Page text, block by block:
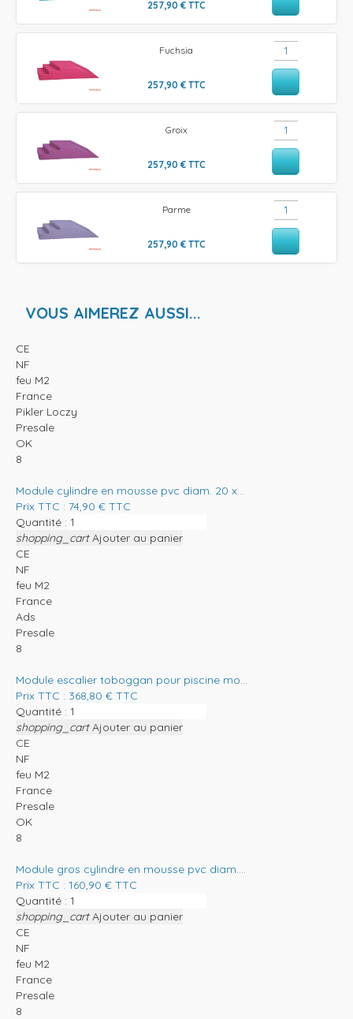
257,90 € TTC
Fuchsia
257,90 € TTC
Groix
257,90 € TTC
Parme
257,90 € TTC
VOUS AIMEREZ AUSSI...
CE
NF
feu M2
France
Pikler Loczy
Presale
OK
8
Module cylindre en mousse pvc diam. 20 x...
Prix TTC : 74,90 € TTC
Quantité :
shopping_cart Ajouter au panier
CE
NF
feu M2
France
Ads
Presale
8
Module escalier toboggan pour piscine mo...
Prix TTC : 368,80 € TTC
Quantité :
shopping_cart Ajouter au panier
CE
NF
feu M2
France
Presale
OK
8
Module gros cylindre en mousse pvc diam....
Prix TTC : 160,90 € TTC
Quantité :
shopping_cart Ajouter au panier
CE
NF
feu M2
France
Presale
8